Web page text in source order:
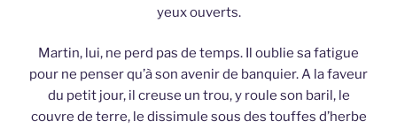
yeux ouverts.
Martin, lui, ne perd pas de temps. Il oublie sa fatigue
pour ne penser qu’à son avenir de banquier. A la faveur
du petit jour, il creuse un trou, y roule son baril, le
couvre de terre, le dissimule sous des touffes d’herbe